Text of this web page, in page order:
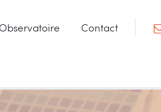
Observatoire Contact